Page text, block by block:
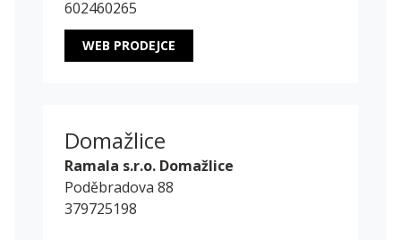
602460265
WEB PRODEJCE
Domažlice
Ramala s.r.o. Domažlice
Poděbradova 88
379725198